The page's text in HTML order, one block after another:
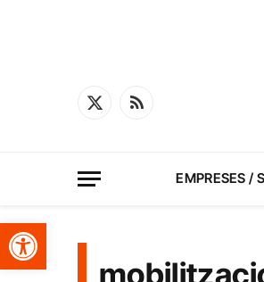
Obre la barra d'eines
X
RSS
EMPRESES /